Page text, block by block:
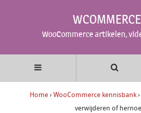
WooCommerce artikelen,
Home › WooCommerce kennisbank›
verwijderen of